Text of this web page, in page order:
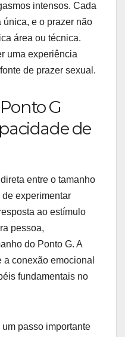
intensos. Cada
e o prazer não
área ou técnica.
uma experiência
de prazer sexual.
G
de
entre o tamanho
experimentar
ao estímulo
pessoa,
do Ponto G. A
conexão emocional
fundamentais no
passo importante